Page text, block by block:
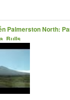
Palmerston North:
Bulls